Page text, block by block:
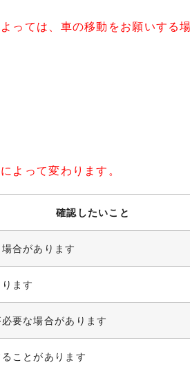
っては、車の移動をお願いする
よって変わります。
確認したいこと
合があります
ます
要な場合があります
ことがあります